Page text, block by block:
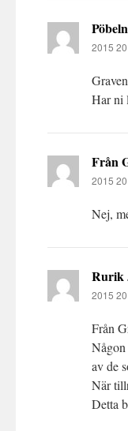
Pöbeln
2015
Har ni
Från
2015
Nej,
Rurik
2015
Från
Någon
av de
När
Detta